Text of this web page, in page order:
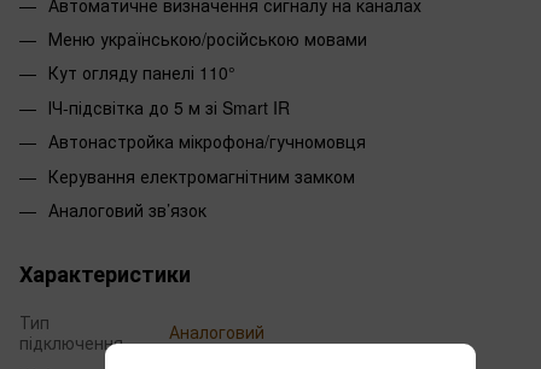
Меню українською/російською мовами
Кут огляду панелі 110°
ІЧ-підсвітка до 5 м зі Smart IR
Автонастройка мікрофона/гучномовця
Керування електромагнітним замком
Аналоговий зв’язок
Характеристики
Тип
підключення
Аналоговий